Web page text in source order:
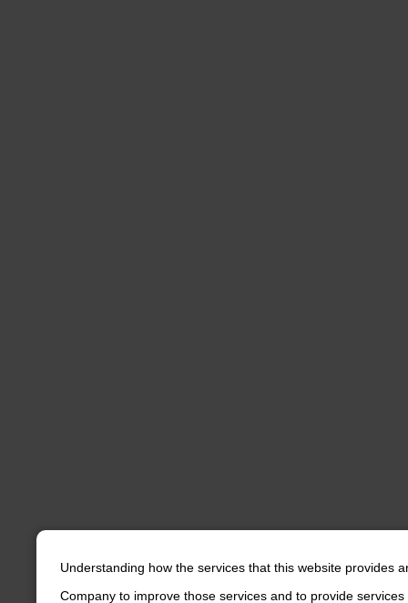
Understanding how the services that this website provides
Company to improve those services and to provide